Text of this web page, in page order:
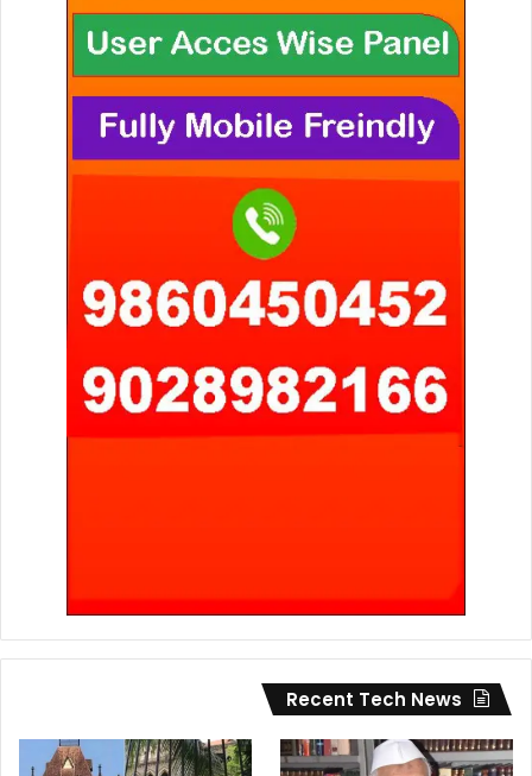
Recent Tech News